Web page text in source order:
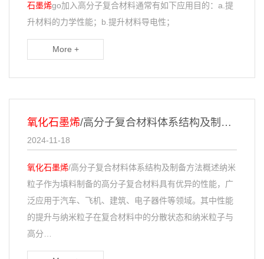
石墨烯go加入高分子复合材料通常有如下应用目的：a.提
升材料的力学性能；b.提升材料导电性；
More +
氧化石墨烯/高分子复合材料体系结构及制备方法概述
2024-11-18
氧化石墨烯/高分子复合材料体系结构及制备方法概述纳米
粒子作为填料制备的高分子复合材料具有优异的性能，广
泛应用于汽车、飞机、建筑、电子器件等领域。其中性能
的提升与纳米粒子在复合材料中的分散状态和纳米粒子与
高分…